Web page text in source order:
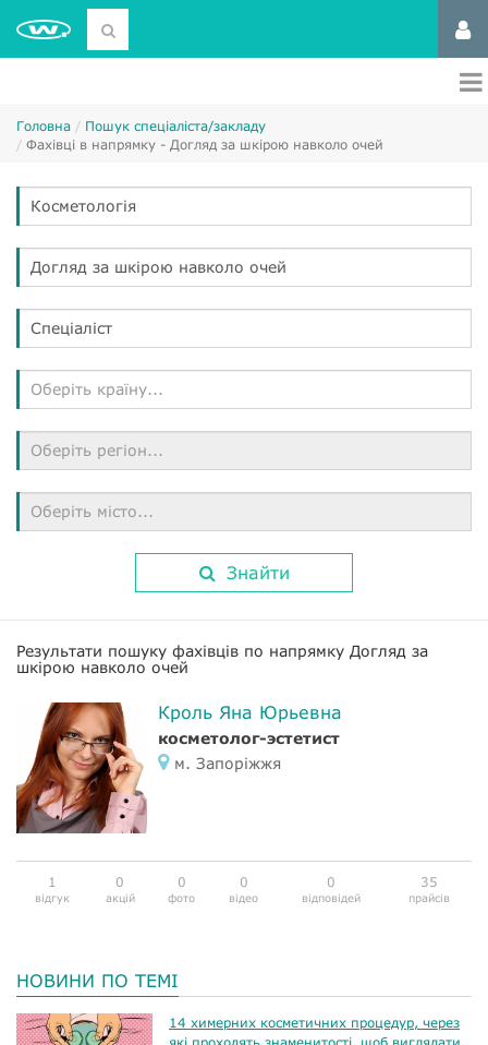
Головна
Пошук спеціаліста/закладу
Фахівці в напрямку - Догляд за шкірою навколо очей
Косметологія
Догляд за шкірою навколо очей
Спеціаліст
Оберіть країну...
Оберіть регіон...
Оберіть місто...
Знайти
Результати пошуку фахівців по напрямку Догляд за
шкірою навколо очей
Кроль Яна Юрьевна
косметолог-эстетист
м. Запоріжжя
1
відгук
0
акцій
0
фото
0
відео
0
відповідей
35
прайсів
НОВИНИ ПО ТЕМІ
14 химерних косметичних процедур, через